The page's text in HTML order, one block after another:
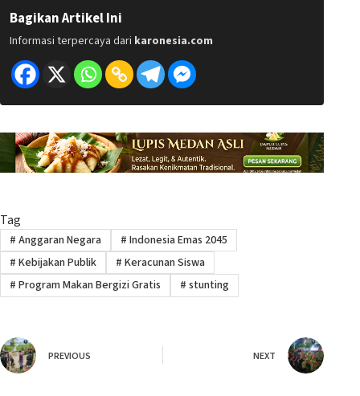
Bagikan Artikel Ini
Informasi terpercaya dari karonesia.com
Tag
# Anggaran Negara # Indonesia Emas 2045
# Kebijakan Publik # Keracunan Siswa
# Program Makan Bergizi Gratis # stunting
PREVIOUS NEXT